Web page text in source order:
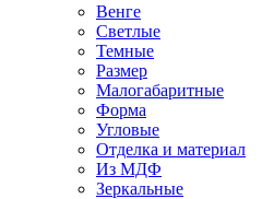
Венге
Светлые
Темные
Размер
Малогабаритные
Форма
Угловые
Отделка и материал
Из МДФ
Зеркальные